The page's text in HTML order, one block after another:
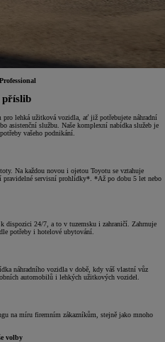
příslib
pro lehká užitková vozidla, ať již potřebujete náhradní
asistenční službu. Naše komplexní nabídka služeb je
vašeho podnikání.
Na každou novou i ojetou Toyotu se vztahuje
pravidelné servisní prohlídky*. *Až po dobu 5 let nebo
dispozici 24/7, a to v tuzemsku i zahraničí. Zahrnuje
potřeby i hotelové ubytování.
náhradního vozidla v době, kdy váš vlastní vůz
automobilů i lehkých užitkových vozidel.
na míru firemním zákazníkům, stejně jako mnoho
volby